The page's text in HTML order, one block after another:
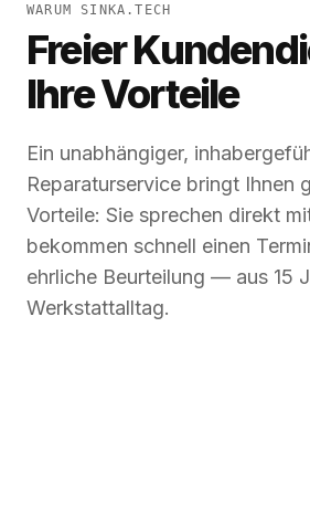
WARUM SINKA.TECH
Freier
Ihre Vorteile
Ein unabhängiger,
Reparaturservice bringt Ihnen
Vorteile: Sie sprechen direkt
bekommen schnell einen
ehrliche Beurteilung — aus 15
Werkstattalltag.